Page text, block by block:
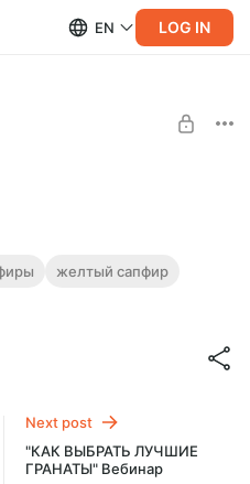
EN LOG IN
Вебинар
2. ДОБЫЧА САПФИРОВ
ИНВЕСТИРОВАНИЕ, 5. ГИД
after purchase
желтый сапфир
Next post
"КАК ВЫБРАТЬ ЛУЧШИЕ
ГРАНАТЫ" Вебинар